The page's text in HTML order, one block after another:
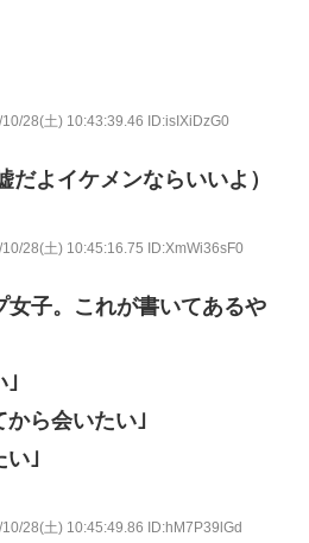
28(土) 10:43:39.46 ID:isIXiDzG0
だよイケメンならいいよ）
28(土) 10:45:16.75 ID:XmWi36sF0
女子。これが書いてあるや
｣
から会いたい｣
い｣
28(土) 10:45:49.86 ID:hM7P39lGd